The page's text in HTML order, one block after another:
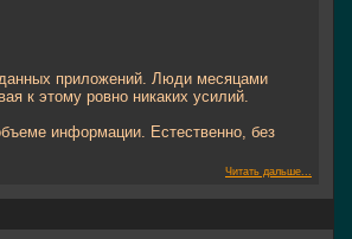
приложений. Люди месяцами
к этому ровно никаких усилий.
информации. Естественно, без
Читать дальше...